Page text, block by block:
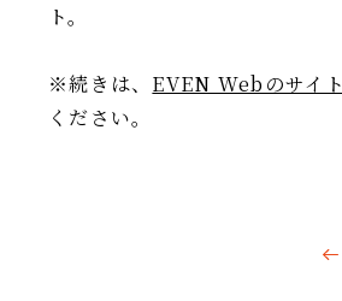
ト。
※続きは、 EVEN Webのサイト
ください。